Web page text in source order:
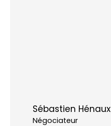
Sébastien Hénaux
Négociateur